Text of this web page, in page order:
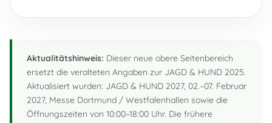
Aktualitätshinweis: Dieser neue obere Seitenbereich
ersetzt die veralteten Angaben zur JAGD & HUND 2025.
Aktualisiert wurden: JAGD & HUND 2027, 02.–07. Februar
2027, Messe Dortmund / Westfalenhallen sowie die
Öffnungszeiten von 10:00–18:00 Uhr. Die frühere